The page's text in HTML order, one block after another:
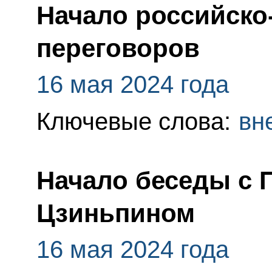
Начало
переговоров
16 мая 2024 года
Ключевые слова:
Начало беседы с
Цзиньпином
16 мая 2024 года